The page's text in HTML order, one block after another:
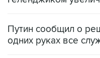
Путин сообщил о
одних руках все